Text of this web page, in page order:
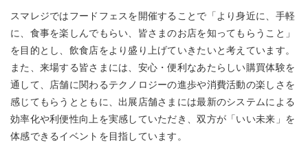
スマレジではフードフェスを開催することで「より身近に、手軽
に、食事を楽しんでもらい、皆さまのお店を知ってもらうこと」
を目的とし、飲食店をより盛り上げていきたいと考えています。
また、来場する皆さまには、安心・便利なあたらしい購買体験を
通して、店舗に関わるテクノロジーの進歩や消費活動の楽しさを
感じてもらうとともに、出展店舗さまには最新のシステムによる
効率化や利便性向上を実感していただき、双方が「いい未来」を
体感できるイベントを目指しています。